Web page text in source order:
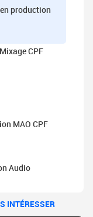
production
CPF
MAO CPF
Audio
INTÉRESSER